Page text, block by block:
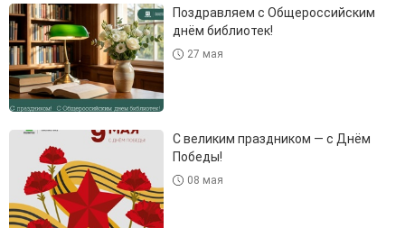
Поздравляем с Общероссийским
днём библиотек!
27 мая
С великим праздником — с Днём
Победы!
08 мая